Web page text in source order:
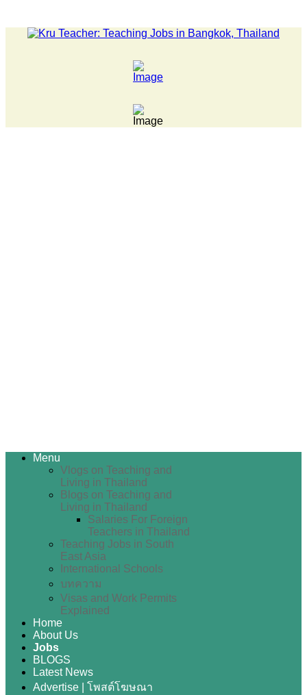
Menu
Vlogs on Teaching and
Living in Thailand
Blogs on Teaching and
Living in Thailand
Salaries For Foreign
Teachers in Thailand
Teaching Jobs in South
East Asia
International Schools
บทความ
Visas and Work Permits
Explained
Home
About Us
Jobs
BLOGS
Latest News
Advertise | โพสต์โฆษณา